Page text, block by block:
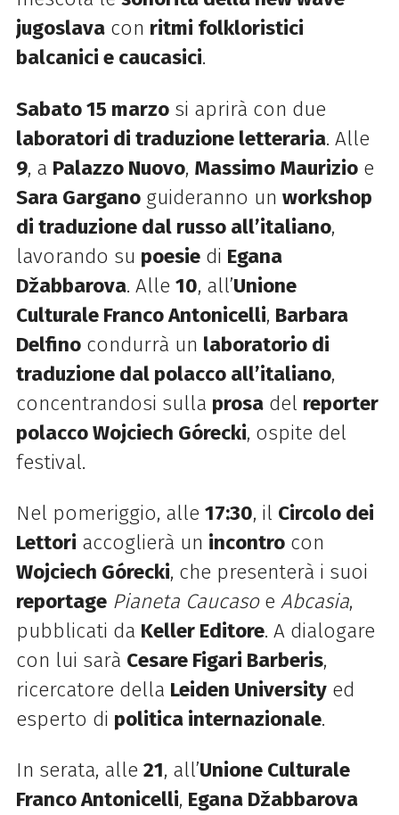
jugoslavacon ritmi folkloristici
balcanici e caucasici.
Sabato 15 marzosi aprirà con due
laboratori di traduzione letteraria. Alle
9, a Palazzo Nuovo, Massimo Maurizioe
Sara Garganoguideranno un workshop
di traduzione dal russo all’italiano,
lavorando su poesiedi Egana
Džabbarova. Alle 10, all’Unione
Culturale Franco Antonicelli, Barbara
Delfinocondurrà un laboratorio di
traduzione dal polacco all’italiano,
concentrandosi sulla prosadel reporter
polacco Wojciech Górecki, ospite del
festival.
Nel pomeriggio, alle 17:30, il Circolo dei
Lettori accoglierà un incontrocon
Wojciech Górecki, che presenterà i suoi
reportage Pianeta Caucasoe Abcasia,
pubblicati da Keller Editore. A dialogare
con lui sarà Cesare Figari Barberis,
ricercatore della Leiden Universityed
esperto di politica internazionale.
In serata, alle 21, all’Unione Culturale
Franco Antonicelli, Egana Džabbarova